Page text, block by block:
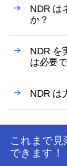
NDR は
か？
NDR を
は必要
NDR は
これまで見
できます！